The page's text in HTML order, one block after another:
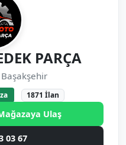
PARÇA
1871 İlan
Ulaş
03 67